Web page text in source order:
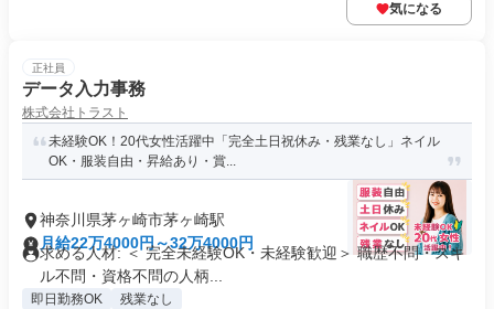
気になる
正社員
データ入力事務
株式会社トラスト
未経験OK！20代女性活躍中「完全土日祝休み・残業なし」ネイル
OK・服装自由・昇給あり・賞...
神奈川県茅ヶ崎市茅ヶ崎駅
月給22万4000円～32万4000円
求める人材: ＜ 完全未経験OK・未経験歓迎＞ 職歴不問・スキ
ル不問・資格不問の人柄...
即日勤務OK 残業なし